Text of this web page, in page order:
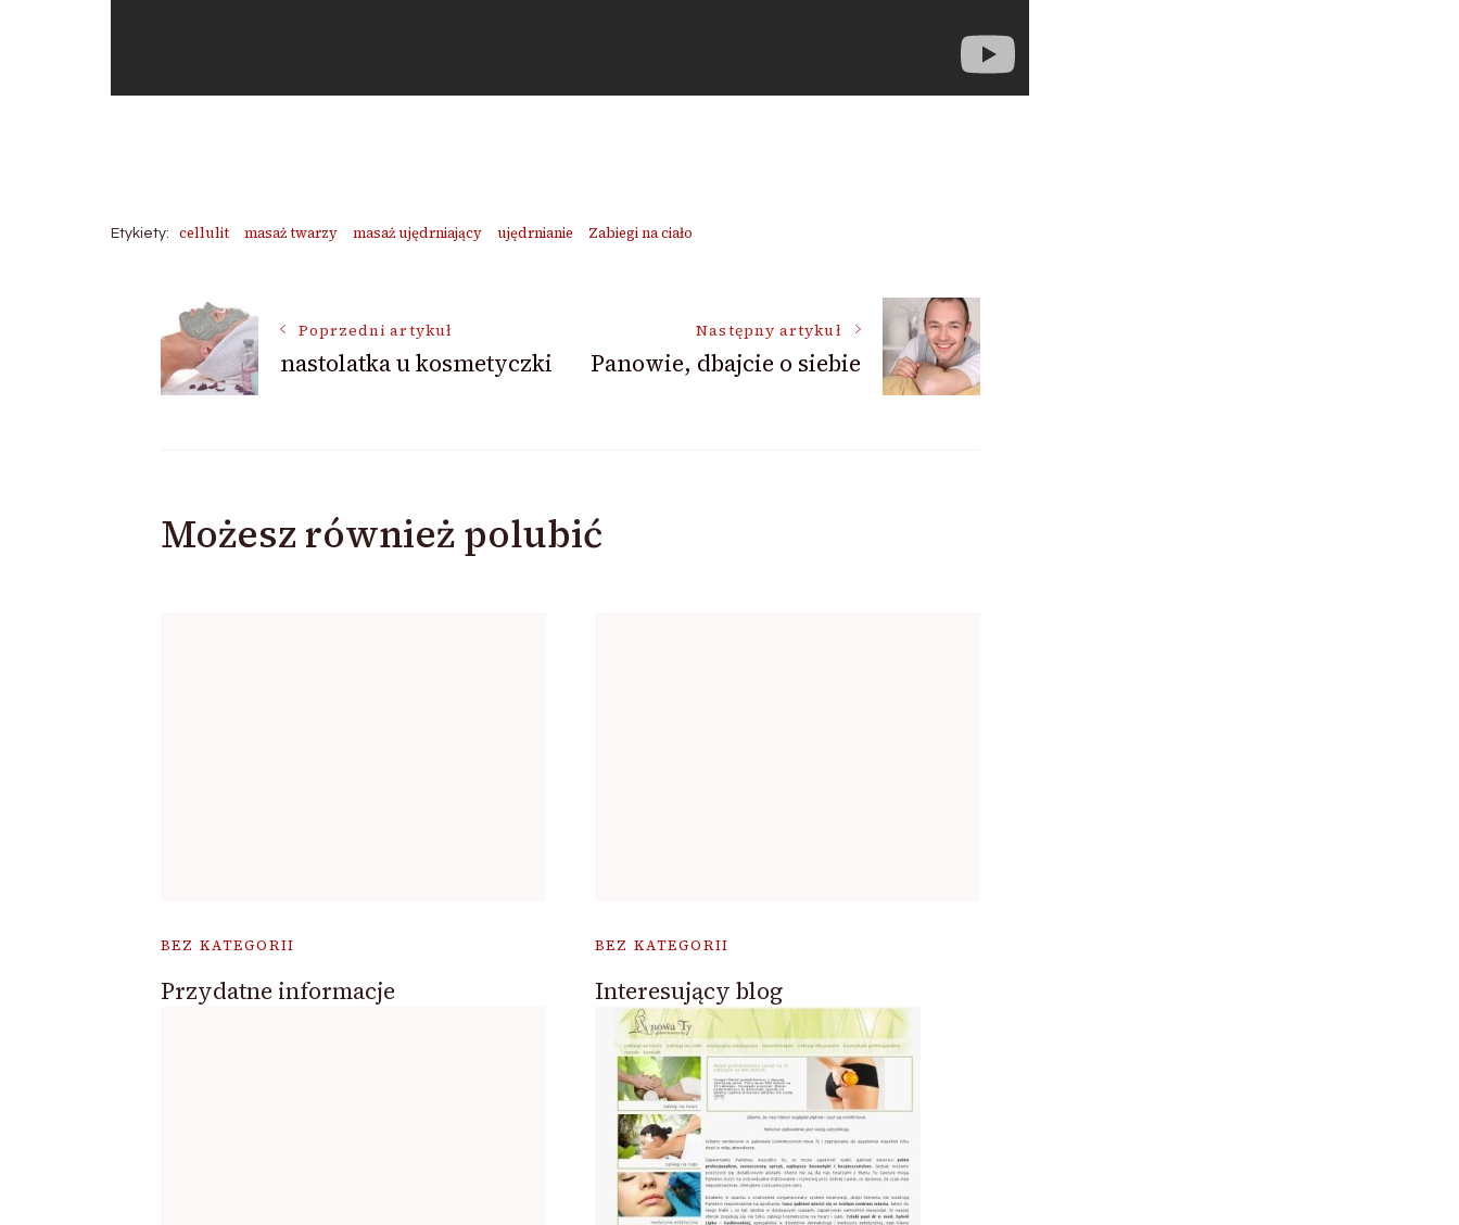
Etykiety: cellulit masaż twarzy masaż ujędrniający ujędrnianie Zabiegi na ciało
Nawigacja
wpisu
Poprzedni artykuł
nastolatka u kosmetyczki
Następny artykuł
Panowie, dbajcie o siebie
Możesz również polubić
BEZ KATEGORII
Przydatne informacje
BEZ KATEGORII
Interesujący blog